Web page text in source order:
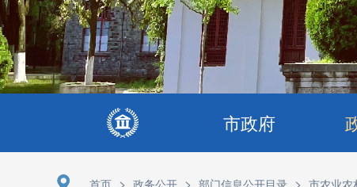
市政府
首页 政务公开 部门信息公开目录 市农业农